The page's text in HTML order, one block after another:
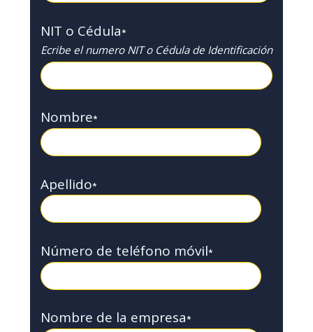
NIT o Cédula*
Ecribe el numero NIT o Cédula de Identificación
Nombre*
Apellido*
Número de teléfono móvil*
Nombre de la empresa*